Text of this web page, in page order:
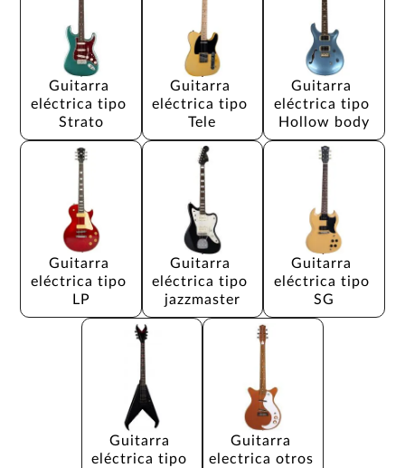
Guitarra
eléctrica tipo
Strato
Guitarra
eléctrica tipo
Tele
Guitarra
eléctrica tipo
Hollow body
Guitarra
eléctrica tipo
LP
Guitarra
eléctrica tipo
jazzmaster
Guitarra
eléctrica tipo
SG
Guitarra
eléctrica tipo
Guitarra
electrica otros